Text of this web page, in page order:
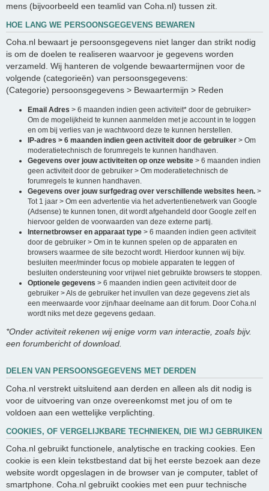
mens (bijvoorbeeld een teamlid van Coha.nl) tussen zit.
HOE LANG WE PERSOONSGEGEVENS BEWAREN
Coha.nl bewaart je persoonsgegevens niet langer dan strikt nodig
is om de doelen te realiseren waarvoor je gegevens worden
verzameld. Wij hanteren de volgende bewaartermijnen voor de
volgende (categorieën) van persoonsgegevens:
(Categorie) persoonsgegevens > Bewaartermijn > Reden
Email Adres > 6 maanden indien geen activiteit* door de gebruiker>
Om de mogelijkheid te kunnen aanmelden met je account in te loggen
en om bij verlies van je wachtwoord deze te kunnen herstellen.
IP-adres > 6 maanden indien geen activiteit door de gebruiker > Om
moderatietechnisch de forumregels te kunnen handhaven.
Gegevens over jouw activiteiten op onze website > 6 maanden indien
geen activiteit door de gebruiker > Om moderatietechnisch de
forumregels te kunnen handhaven.
Gegevens over jouw surfgedrag over verschillende websites heen. >
Tot 1 jaar > Om een advertentie via het advertentienetwerk van Google
(Adsense) te kunnen tonen, dit wordt afgehandeld door Google zelf en
hiervoor gelden de voorwaarden van deze externe partij.
Internetbrowser en apparaat type > 6 maanden indien geen activiteit
door de gebruiker > Om in te kunnen spelen op de apparaten en
browsers waarmee de site bezocht wordt. Hierdoor kunnen wij bijv.
besluiten meer/minder focus op mobiele apparaten te leggen of
besluiten ondersteuning voor vrijwel niet gebruikte browsers te stoppen.
Optionele gegevens > 6 maanden indien geen activiteit door de
gebruiker > Als de gebruiker het invullen van deze gegevens ziet als
een meerwaarde voor zijn/haar deelname aan dit forum. Door Coha.nl
wordt niks met deze gegevens gedaan.
*Onder activiteit rekenen wij enige vorm van interactie, zoals bijv.
een forumbericht of download.
DELEN VAN PERSOONSGEGEVENS MET DERDEN
Coha.nl verstrekt uitsluitend aan derden en alleen als dit nodig is
voor de uitvoering van onze overeenkomst met jou of om te
voldoen aan een wettelijke verplichting.
COOKIES, OF VERGELIJKBARE TECHNIEKEN, DIE WIJ GEBRUIKEN
Coha.nl gebruikt functionele, analytische en tracking cookies. Een
cookie is een klein tekstbestand dat bij het eerste bezoek aan deze
website wordt opgeslagen in de browser van je computer, tablet of
smartphone. Coha.nl gebruikt cookies met een puur technische